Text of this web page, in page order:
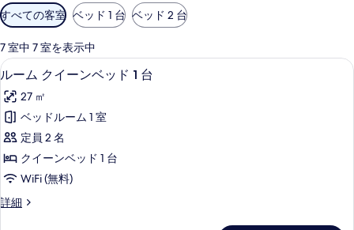
利
用
可
能
な
客
室
の
り
込
み
すべての客室 ベッド 1 台 ベッド 2 台
7 室中 7 室を表示中
ル
ー
ム
ク
イ
ー
ン
ベ
高級寝具、羽毛の掛け布団、ピロー
6
ルーム クイーンベッド 1 台
27 ㎡
ベッドルーム 1 室
定員 2 名
クイーンベッド 1 台
WiFi (無料)
詳細
ル